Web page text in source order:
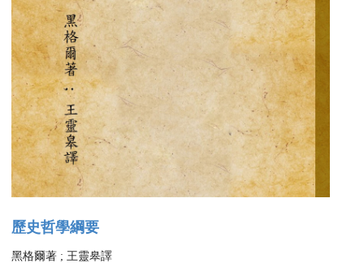
歷史哲學綱要
黑格爾著 ; 王靈皋譯